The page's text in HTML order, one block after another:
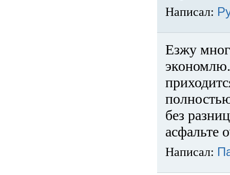
Написал:
Езжу
без
асфальте
Написал: